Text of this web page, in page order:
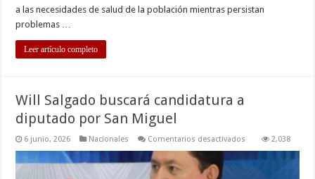
a las necesidades de salud de la población mientras persistan
problemas …
Leer artículo completo
Will Salgado buscará candidatura a
diputado por San Miguel
6 junio, 2026 Nacionales Comentarios desactivados 2,038